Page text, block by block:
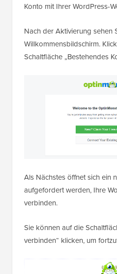
Konto mit Ihrer WordPress-
Nach der Aktivierung sehen
Willkommensbildschirm.
Schaltfläche „Bestehendes
Als Nächstes öffnet sich ein
aufgefordert werden, Ihre
verbinden.
Sie können auf die
verbinden“ klicken, um